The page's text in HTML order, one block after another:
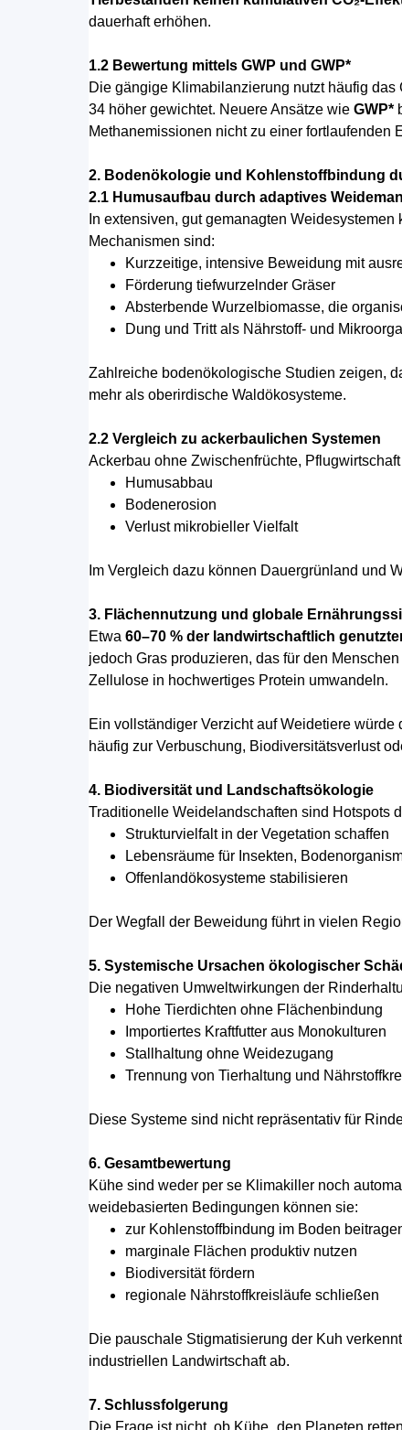
dauerhaft erhöhen.
1.2 Bewertung mittels GWP und GWP*
Die gängige Klimabilanzierung nutzt häufig
34 höher gewichtet. Neuere Ansätze wie GWP*
Methanemissionen nicht zu einer fortlaufenden
2. Bodenökologie und Kohlenstoffbindung
2.1 Humusaufbau durch adaptives
In extensiven, gut gemanagten
Mechanismen sind:
Kurzzeitige, intensive Beweidung mit
Förderung tiefwurzelnder Gräser
Absterbende Wurzelbiomasse, die
Dung und Tritt als Nährstoff- und
Zahlreiche bodenökologische Studien zeigen,
mehr als oberirdische Waldökosysteme.
2.2 Vergleich zu ackerbaulichen Systemen
Ackerbau ohne Zwischenfrüchte,
Humusabbau
Bodenerosion
Verlust mikrobieller Vielfalt
Im Vergleich dazu können Dauergrünland und
3. Flächennutzung und globale
Etwa 60–70 % der landwirtschaftlich
jedoch Gras produzieren, das für den
Zellulose in hochwertiges Protein umwandeln.
Ein vollständiger Verzicht auf Weidetiere
häufig zur Verbuschung, Biodiversitätsverlust
4. Biodiversität und Landschaftsökologie
Traditionelle Weidelandschaften sind Hotspots
Strukturvielfalt in der Vegetation schaffen
Lebensräume für Insekten,
Offenlandökosysteme stabilisieren
Der Wegfall der Beweidung führt in vielen
5. Systemische Ursachen ökologischer
Die negativen Umweltwirkungen der
Hohe Tierdichten ohne Flächenbindung
Importiertes Kraftfutter aus Monokulturen
Stallhaltung ohne Weidezugang
Trennung von Tierhaltung und
Diese Systeme sind nicht repräsentativ für
6. Gesamtbewertung
Kühe sind weder per se Klimakiller noch
weidebasierten Bedingungen können sie:
zur Kohlenstoffbindung im Boden
marginale Flächen produktiv nutzen
Biodiversität fördern
regionale Nährstoffkreisläufe schließen
Die pauschale Stigmatisierung der Kuh
industriellen Landwirtschaft ab.
7. Schlussfolgerung
Die Frage ist nicht, ob Kühe „den Planeten